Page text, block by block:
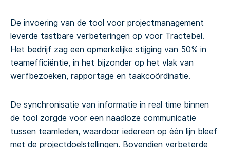
De invoering van de tool voor projectmanagement
leverde tastbare verbeteringen op voor Tractebel.
Het bedrijf zag een opmerkelijke stijging van 50% in
teamefficiëntie, in het bijzonder op het vlak van
werfbezoeken, rapportage en taakcoördinatie.
De synchronisatie van informatie in real time binnen
de tool zorgde voor een naadloze communicatie
tussen teamleden, waardoor iedereen op één lijn bleef
met de projectdoelstellingen. Bovendien verbeterde